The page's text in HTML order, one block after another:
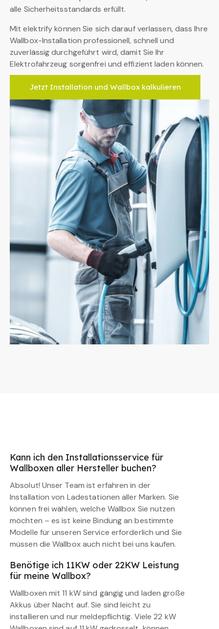
alle Sicherheitsstandards erfüllt.
Mit elektrify können Sie sich darauf verlassen, dass Ihre
Wallbox-Installation professionell, schnell und
zuverlässig durchgeführt wird, damit Sie Ihr
Elektrofahrzeug sorgenfrei und effizient laden können.
Jetzt Installation und Wallbox kalkulieren
Kann ich den Installationsservice für
Wallboxen aller Hersteller buchen?
Absolut! Unser Team ist erfahren in der
Installation von Ladestationen aller Marken. Sie
können frei wählen, welche Wallbox Sie nutzen
möchten – es ist keine Bindung an bestimmte
Modelle für unseren Service erforderlich und Sie
müssen die Wallbox auch nicht bei uns kaufen.
Benötige ich 11KW oder 22KW Leistung
für meine Wallbox?
Wallboxen mit 11 kW sind gängig und laden große
Akkus über Nacht auf. Sie sind leicht zu
installieren und nur meldepflichtig. Viele 22 kW